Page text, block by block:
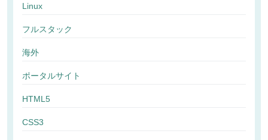
Linux
フルスタック
海外
ポータルサイト
HTML5
CSS3